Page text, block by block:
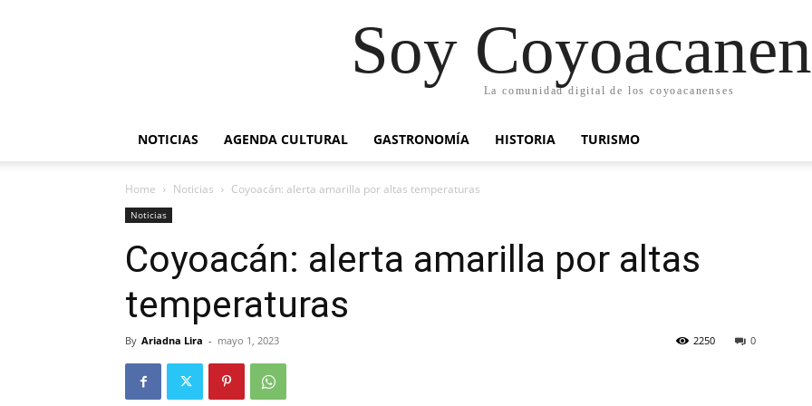
Soy
La comunidad digital de los coyoacanenses
NOTICIAS AGENDA CULTURAL GASTRONOMÍA HISTORIA TURISMO
Home Noticias Coyoacán: alerta amarilla por altas temperaturas
Noticias
Coyoacán: alerta amarilla por altas
temperaturas
By Ariadna Lira - mayo 1, 2023 0
2250